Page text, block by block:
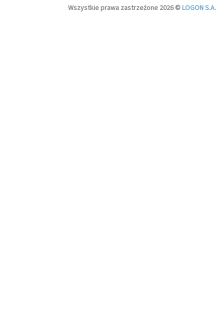
Wszystkie prawa zastrzeżone 2026 ©LOGON S.A.